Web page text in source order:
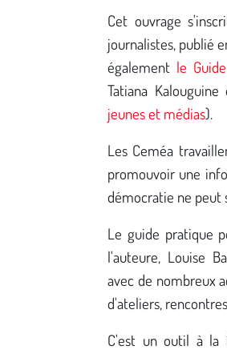
Cet ouvrage
journalistes, publié
également le
Tatiana
jeunes et médias).
Les Ceméa
promouvoir une
démocratie ne peut
Le guide pratique
l'auteure, Louise
avec de nombreux
d'ateliers,
C'est un outil à la